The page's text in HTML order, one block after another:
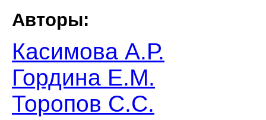
Авторы:
Касимова А.Р.
Гордина Е.М.
Торопов С.С.